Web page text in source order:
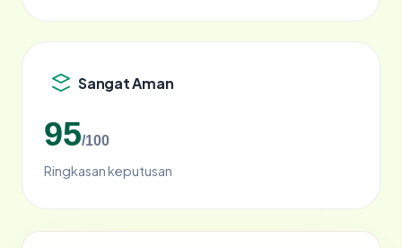
Sangat Aman
95/100
Ringkasan keputusan